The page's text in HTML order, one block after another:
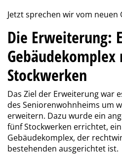
Jetzt sprechen wir vom neuen
Die Erweiterung:
Stockwerken
Das Ziel der Erweiterung war
des Seniorenwohnheims um
erweitern. Dazu wurde ein
fünf Stockwerken errichtet,
Gebäudekomplex, der
bestehenden ausgerichtet ist.